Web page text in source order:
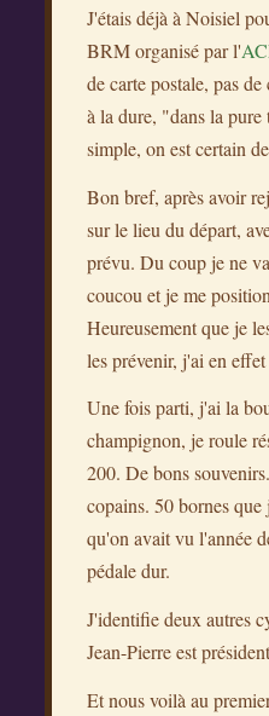
J'étais déjà à Noisiel
BRM organisé par l'
de carte postale, pas
à la dure, "dans la
simple, on est certain
Bon bref, après avoir
sur le lieu du départ,
prévu. Du coup je ne
coucou et je me
Heureusement que je
les prévenir, j'ai en
Une fois parti, j'ai la
champignon, je roule
200. De bons
copains. 50 bornes
qu'on avait vu l'année
pédale dur.
J'identifie deux autres
Jean-Pierre est
Et nous voilà au